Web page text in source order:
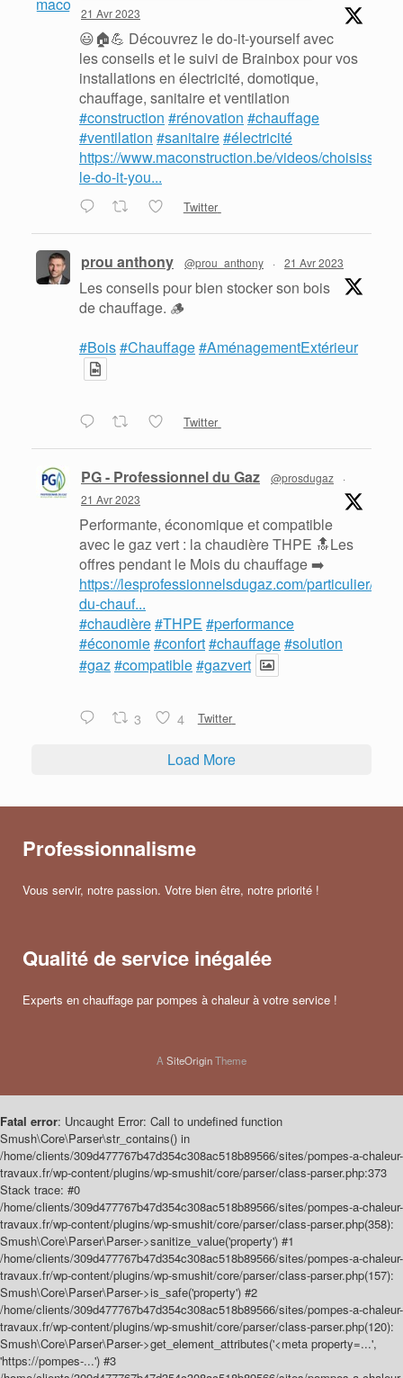
21 Avr 2023
😃🏠💪 Découvrez le do-it-yourself avec
les conseils et le suivi de Brainbox pour vos
installations en électricité, domotique,
chauffage, sanitaire et ventilation
#construction #rénovation #chauffage
#ventilation #sanitaire#électricité
https://www.maconstruction.be/videos/choisissez-
le-do-it-you...
Twitter
prou anthony @prou_anthony · 21 Avr 2023
Les conseils pour bien stocker son bois
de chauffage. 🪵
#Bois#Chauffage#AménagementExtérieur
Twitter
PG - Professionnel du Gaz @prosdugaz
·
21 Avr 2023
Performante, économique et compatible
avec le gaz vert : la chaudière THPE 🔝Les
offres pendant le Mois du chauffage ➡️
https://lesprofessionnelsdugaz.com/particulier/
du-chauf...
#chaudière#THPE #performance
#économie#confort#chauffage#solution
#gaz#compatible#gazvert
3 4 Twitter
Load More
Professionnalisme
Vous servir, notre passion. Votre bien être, notre priorité !
Qualité de service inégalée
Experts en chauffage par pompes à chaleur à votre service !
ASiteOriginTheme
Fatal error: Uncaught Error: Call to undefined function
Smush\Core\Parser\str_contains() in
/home/clients/309d477767b47d354c308ac518b89566/sites/pompes-a-chaleur-
travaux.fr/wp-content/plugins/wp-smushit/core/parser/class-parser.php:373
Stack trace: #0
/home/clients/309d477767b47d354c308ac518b89566/sites/pompes-a-chaleur-
travaux.fr/wp-content/plugins/wp-smushit/core/parser/class-parser.php(358):
Smush\Core\Parser\Parser->sanitize_value('property') #1
/home/clients/309d477767b47d354c308ac518b89566/sites/pompes-a-chaleur-
travaux.fr/wp-content/plugins/wp-smushit/core/parser/class-parser.php(157):
Smush\Core\Parser\Parser->is_safe('property') #2
/home/clients/309d477767b47d354c308ac518b89566/sites/pompes-a-chaleur-
travaux.fr/wp-content/plugins/wp-smushit/core/parser/class-parser.php(120):
Smush\Core\Parser\Parser->get_element_attributes('<meta property=...',
'https://pompes-...') #3